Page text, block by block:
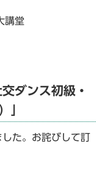
講堂
ダンス初級・
」
た。お詫びして訂